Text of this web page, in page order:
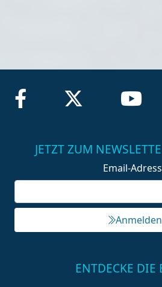
JETZT ZUM
Email-
Anmelden
ENTDECKE DIE